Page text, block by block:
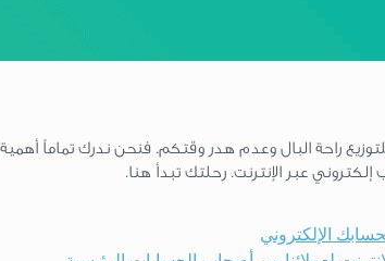
راحة البال وعدم هدر وقتكم. فنحن ندرك تماماً
عبر الإنترنت. رحلتك تبدأ هنا.
الإلكتروني